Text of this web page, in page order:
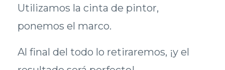
Utilizamos la cinta de pintor,
ponemos el marco.
Al final del todo lo retiraremos, ¡y el